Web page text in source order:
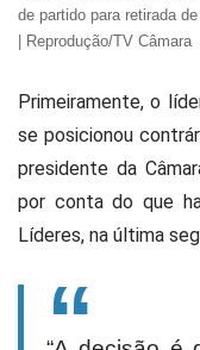
de partido para retirada
| Reprodução/TV Câmara
Primeiramente, o
se posicionou
presidente da
por conta do que
Líderes, na última